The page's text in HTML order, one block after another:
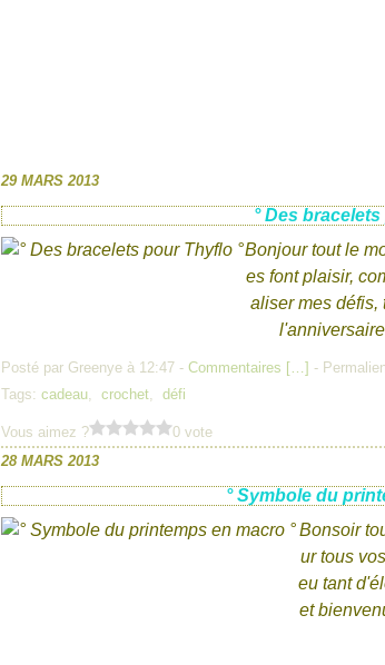
29 MARS 2013
° Des
Bonjour tout le
es font plaisir,
aliser mes défis,
Posté par Greenye à 12:47 - Commentaires […] -
Tags: cadeau, crochet, défi
Vous aimez ?
0 vote
28 MARS 2013
° Symbole du
Bonsoir
ur tous
eu tant
et